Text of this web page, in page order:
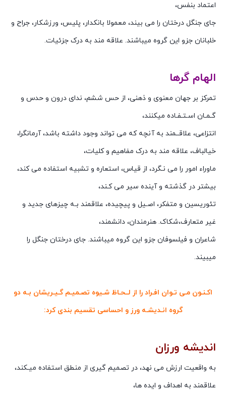
اعتماد بنفس،
جای جنگل درختان را می بیند، معمولا بانکدار، پلیس، ورزشکار، جراح و
خلبانان جزو این گروه میباشند. علاقه مند به درک جزئیات.
الهام گرها
تمرکز بر جهان معنوی و ذهنی، از حس ششم، ندای درون و حدس و
گـمـان اسـتـفـاده میکنند،
انتزاعی، علاقــمند به آنچه که می تواند وجود داشته باشد، آرمانگرا،
خیالباف، علاقه مند به درک مفاهیم و کلیات،
ماوراء امور را می نـگرد، از قیاس، استعاره و تشبیه استفاده می کند،
بیشتر در گذشته و آینده سیر می کـند،
تئوریسین و متفکر، اصـیل و پیچیده، علاقمند بـه چیزهای جدید و
غیر متعارف،شکاک. هنرمندان، دانشمند،
شاعران و فیلسوفان جزو این گروه میباشند. جای درختان جنگل را
میبیند.
اکـنـون مـی تـوان افـراد را از لــحـاظ شـیوه تصـمیـم گـیـریشان بـه دو
گروه انـدیشـه ورز و احساسی تقسیم بندی کرد:
اندیشه ورزان
به واقعیت ارزش می نهد، در تصمیم گیری از منطق استفاده میـکند،
علاقمند به اهداف و ایده ها،